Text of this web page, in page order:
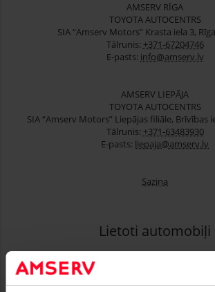
AMSERV RĪGA
TOYOTA AUTOCENTRS
SIA “Amserv Motors” Krasta iela 3,
Tālrunis: +371-67204746
E-pasts: info@amserv.lv
AMSERV LIEPĀJA
TOYOTA AUTOCENTRS
SIA “Amserv Motors” Liepājas filiāle, Brīvības
Tālrunis: +371-63483930
E-pasts: liepaja@amserv.lv
Saziņa
Lietoti automobiļi
Serviss